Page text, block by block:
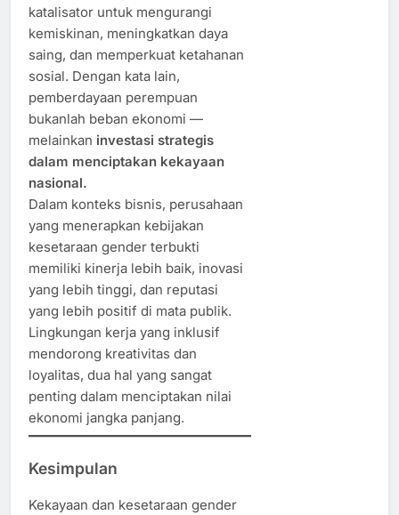
katalisator untuk mengurangi
kemiskinan, meningkatkan daya
saing, dan memperkuat ketahanan
sosial. Dengan kata lain,
pemberdayaan perempuan
bukanlah beban ekonomi —
melainkan investasi strategis
dalam menciptakan kekayaan
nasional.
Dalam konteks bisnis, perusahaan
yang menerapkan kebijakan
kesetaraan gender terbukti
memiliki kinerja lebih baik, inovasi
yang lebih tinggi, dan reputasi
yang lebih positif di mata publik.
Lingkungan kerja yang inklusif
mendorong kreativitas dan
loyalitas, dua hal yang sangat
penting dalam menciptakan nilai
ekonomi jangka panjang.
Kesimpulan
Kekayaan dan kesetaraan gender